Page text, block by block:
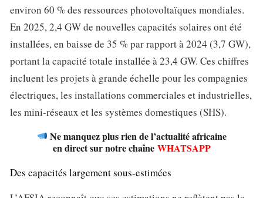
environ 60 % des ressources photovoltaïques mondiales.
En 2025, 2,4 GW de nouvelles capacités solaires ont été
installées, en baisse de 35 % par rapport à 2024 (3,7 GW),
portant la capacité totale installée à 23,4 GW. Ces chiffres
incluent les projets à grande échelle pour les compagnies
électriques, les installations commerciales et industrielles,
les mini-réseaux et les systèmes domestiques (SHS).
Ne manquez plus rien de l’actualité africaine
en direct sur notre chaîne WHATSAPP
Des capacités largement sous-estimées